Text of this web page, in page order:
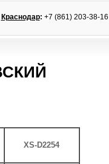
Краснодар: +7 (861) 203-38-16
XS-D2254